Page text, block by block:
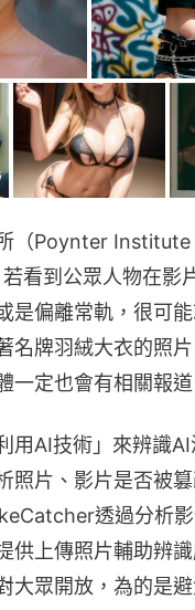
（Poynter
看到公眾人物在影
是偏離常軌，很可
名牌羽絨大衣的照
一定也會有相關報道
用AI技術」來辨識
照片、影片是否被
透過分析
供上傳照片輔助辨識
大眾開放，為的是